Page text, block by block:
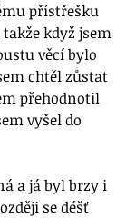
přístřešku
když jsem
věcí bylo
chtěl zůstat
přehodnotil
vyšel do
a já byl brzy i
se déšť